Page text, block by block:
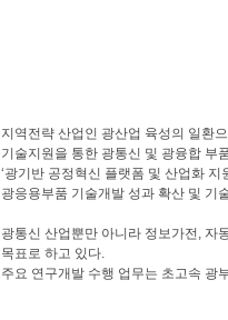
지역전략 산업인 광산업 육성의 일환
기술지원을 통한 광통신 및 광융합 부
‘광기반 공정혁신 플랫폼 및 산업화
광응용부품 기술개발 성과 확산 및 기
광통신 산업뿐만 아니라 정보가전, 자
목표로 하고 있다.
주요 연구개발 수행 업무는 초고속 광